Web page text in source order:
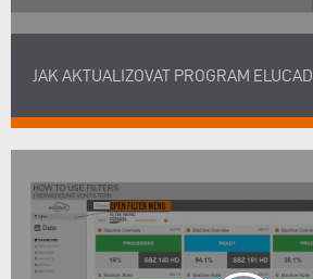
JAK AKTUALIZOVAT PROGRAM ELUCAD